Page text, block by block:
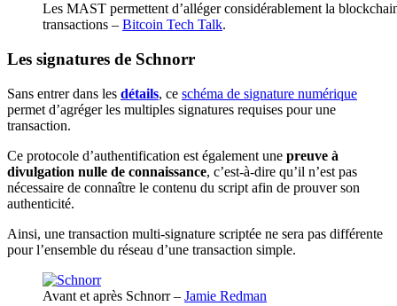
Les MAST permettent d’alléger considérablement la
transactions – Bitcoin Tech Talk.
Les signatures de Schnorr
Sans entrer dans les détails, ce schéma de signature numérique
permet d’agréger les multiples signatures requises pour une
transaction.
Ce protocole d’authentification est également une preuve à
divulgation nulle de connaissance, c’est-à-dire qu’il n’est pas
nécessaire de connaître le contenu du script afin de prouver son
authenticité.
Ainsi, une transaction multi-signature scriptée ne sera pas différente
pour l’ensemble du réseau d’une transaction simple.
Avant et après Schnorr – Jamie Redman